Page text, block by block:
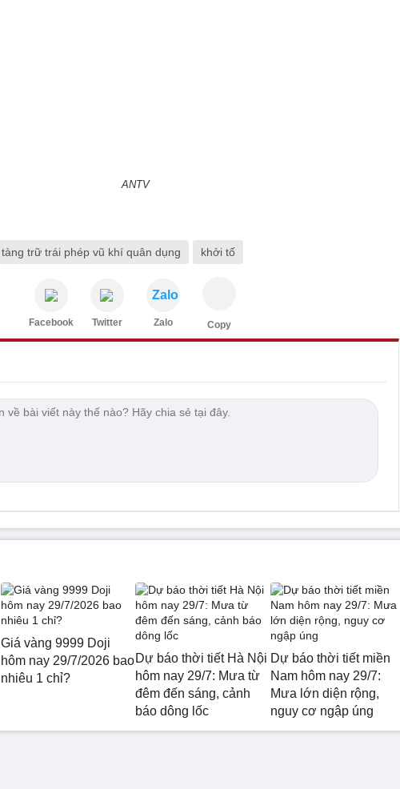
ANTV
tàng trữ trái phép vũ khí quân dụng khởi tố
Facebook Twitter
Zalo
Zalo Copy
Giá vàng 9999 Doji
hôm nay 29/7/2026 bao
nhiêu 1 chỉ?
Dự báo thời tiết Hà Nội
hôm nay 29/7: Mưa từ
đêm đến sáng, cảnh
báo dông lốc
Dự báo thời tiết miền
Nam hôm nay 29/7:
Mưa lớn diện rộng,
nguy cơ ngập úng